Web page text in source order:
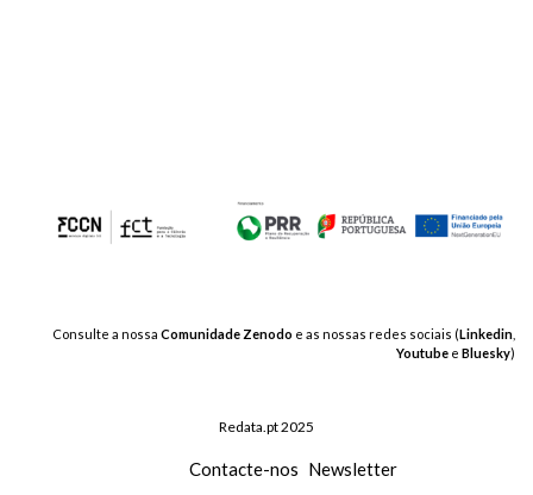
Consulte a nossa Comunidade Zenodo e as nossas redes sociais (Linkedin
Youtube e Bluesky)
Redata.pt 2025
Contacte-nos Newsletter